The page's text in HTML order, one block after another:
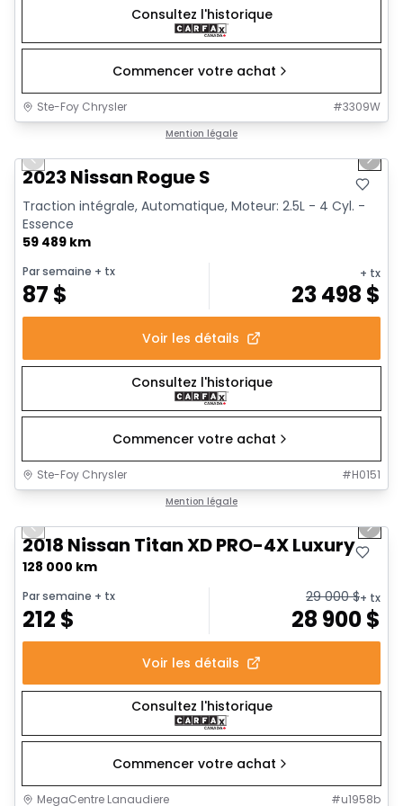
Consultez l'historique
Commencer votre achat
Ste-Foy Chrysler #3309W
Mention légale
Previous slide Next
2023 Nissan Rogue S
Traction intégrale, Automatique, Moteur: 2.5L - 4 Cyl. -
Essence
59 489 km
Par semaine + tx
87 $
+ tx
23 498 $
Voir les détails
Consultez l'historique
Commencer votre achat
Ste-Foy Chrysler #H0151
Mention légale
Previous slide Next
2018 Nissan Titan XD PRO-4X Luxury
128 000 km
Par semaine + tx
212 $
29 000$+ tx
28 900$
Voir les détails
Consultez l'historique
Commencer votre achat
MegaCentre Lanaudiere #u1958b